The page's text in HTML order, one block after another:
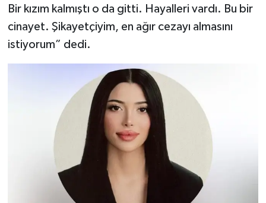
Bir kızım kalmıştı o da gitti. Hayalleri vardı. Bu bir
cinayet. Şikayetçiyim, en ağır cezayı almasını
istiyorum” dedi.